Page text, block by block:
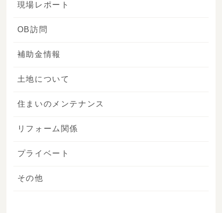
現場レポート
OB訪問
補助金情報
土地について
住まいのメンテナンス
リフォーム関係
プライベート
その他